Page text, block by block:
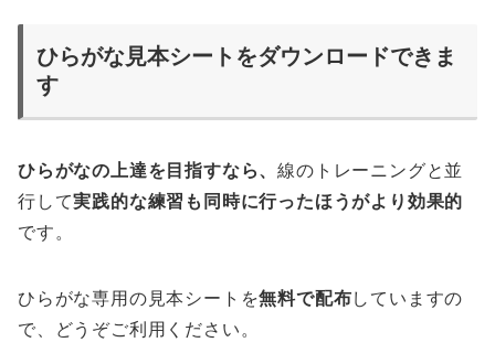
ひらがな見本シートをダウンロードできま
す
ひらがなの上達を目指すなら、線のトレーニングと並
行して実践的な練習も同時に行ったほうがより効果的
です。
ひらがな専用の見本シートを無料で配布していますの
で、どうぞご利用ください。